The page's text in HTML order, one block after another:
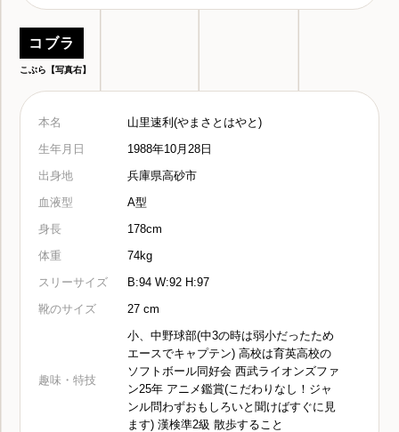
コブラ
こぶら【写真右】
本名
山里速利(やまさとはやと)
生年月日
1988年10月28日
出身地
兵庫県高砂市
血液型
A型
身長
178cm
体重
74kg
スリーサイズ
B:94 W:92 H:97
靴のサイズ
27 cm
趣味・特技
小、中野球部(中3の時は弱小だったため
エースでキャプテン) 高校は育英高校の
ソフトボール同好会 西武ライオンズファ
ン25年 アニメ鑑賞(こだわりなし！ジャ
ンル問わずおもしろいと聞けばすぐに見
ます) 漢検準2級 散歩すること